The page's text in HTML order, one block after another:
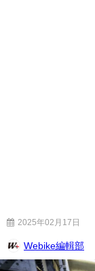
2025年02月17日
Webike編輯部